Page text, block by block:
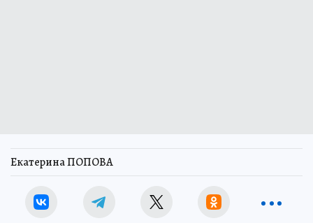
Екатерина ПОПОВА